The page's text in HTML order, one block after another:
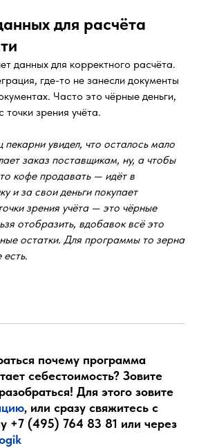
для расчёта
данных для корректного расчёта.
где-то не занесли документы
Часто это чёрные деньги,
точки зрения учёта.
увидел, что осталось мало
заказ поставщикам, ну, а чтобы
кофе продавать — идёт в
и за свои деньги покупает
зрения учёта — это чёрные
отобразить, вдобавок всё это
остатки. Для программы то зерна
почему программа
себестоимость? Зовите
Для этого зовите
, или сразу свяжитесь с
+7 (495) 764 83 81 или через